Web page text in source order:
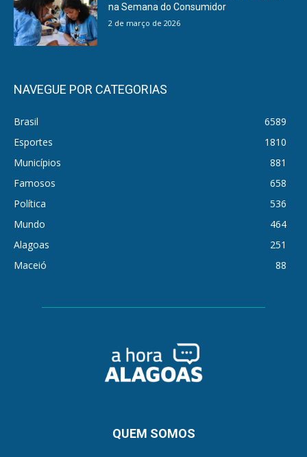
na Semana do Consumidor
2 de março de 2026
NAVEGUE POR CATEGORIAS
Brasil
6589
Esportes
1810
Municípios
881
Famosos
658
Política
536
Mundo
464
Alagoas
251
Maceió
88
QUEM SOMOS